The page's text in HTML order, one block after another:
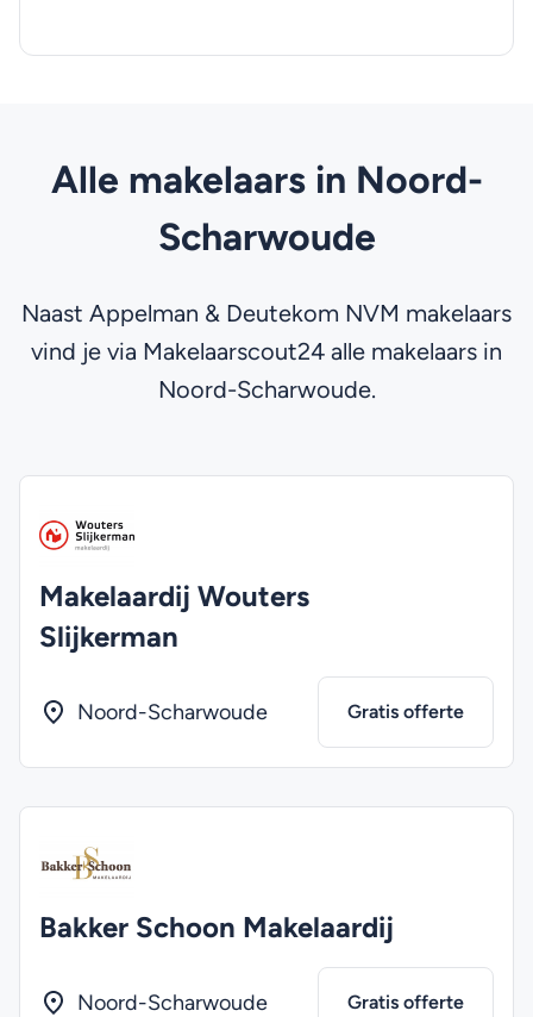
Alle makelaars in Noord-
Scharwoude
Naast Appelman & Deutekom NVM makelaars
vind je via Makelaarscout24 alle makelaars in
Noord-Scharwoude.
Makelaardij Wouters
Slijkerman
Noord-Scharwoude Gratis offerte
Bakker Schoon Makelaardij
Noord-Scharwoude Gratis offerte